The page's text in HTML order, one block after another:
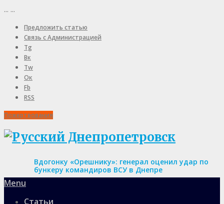
... ...
Предложить статью
Связь с Администрацией
Tg
Вк
Tw
Ок
Fb
RSS
Пожертвования
Вдогонку «Орешнику»: генерал оценил удар по
бункеру командиров ВСУ в Днепре
Menu
Статьи